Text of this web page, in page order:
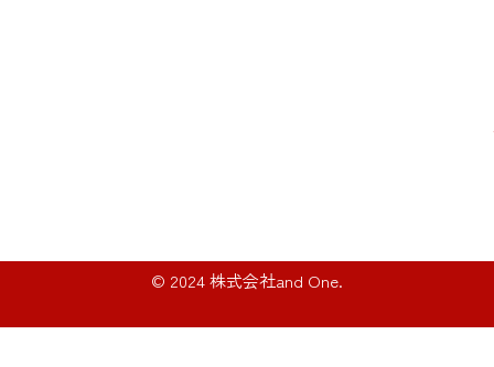
© 2024 株式会社and One.